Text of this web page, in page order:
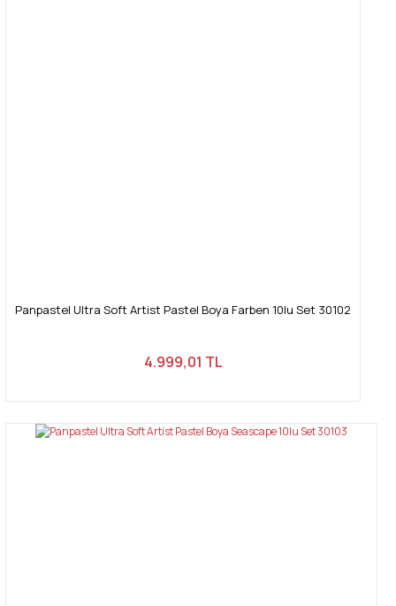
Panpastel Ultra Soft Artist Pastel Boya Farben 10lu Set 30102
4.999,01 TL